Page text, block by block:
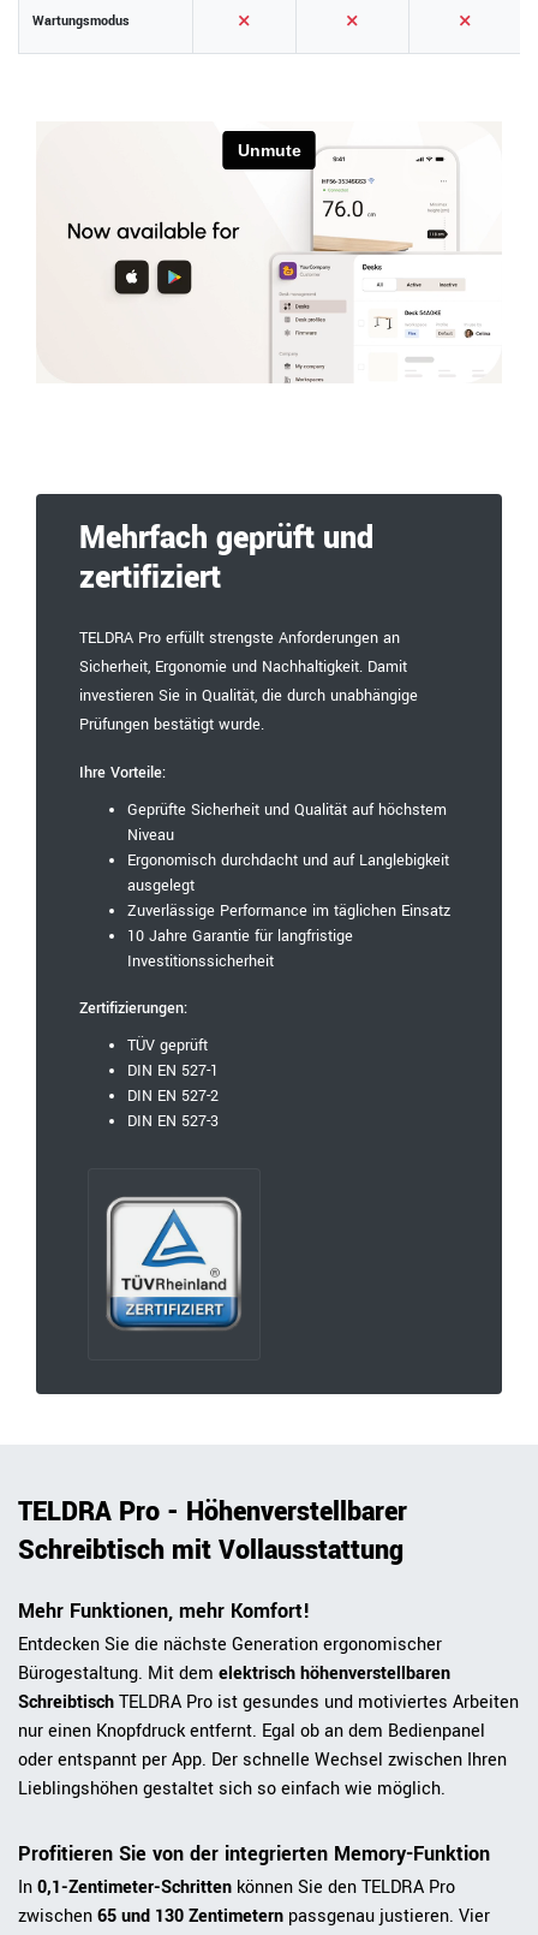
Wartungsmodus × × ×
Mehrfach geprüft und
zertifiziert
TELDRA Pro erfüllt strengste Anforderungen an
Sicherheit, Ergonomie und Nachhaltigkeit. Damit
investieren Sie in Qualität, die durch unabhängige
Prüfungen bestätigt wurde.
Ihre Vorteile:
Geprüfte Sicherheit und Qualität auf höchstem
Niveau
Ergonomisch durchdacht und auf Langlebigkeit
ausgelegt
Zuverlässige Performance im täglichen Einsatz
10 Jahre Garantie für langfristige
Investitionssicherheit
Zertifizierungen:
TÜV geprüft
DIN EN 527-1
DIN EN 527-2
DIN EN 527-3
TELDRA Pro - Höhenverstellbarer
Schreibtisch mit Vollausstattung
Mehr Funktionen, mehr Komfort!
Entdecken Sie die nächste Generation ergonomischer
Bürogestaltung. Mit dem elektrisch höhenverstellbaren
SchreibtischTELDRA Pro ist gesundes und motiviertes Arbeiten
nur einen Knopfdruck entfernt. Egal ob an dem Bedienpanel
oder entspannt per App. Der schnelle Wechsel zwischen Ihren
Lieblingshöhen gestaltet sich so einfach wie möglich.
Profitieren Sie von der integrierten Memory-Funktion
In0,1-Zentimeter-Schritten können Sie den TELDRA Pro
zwischen65 und 130 Zentimetern passgenau justieren. Vier